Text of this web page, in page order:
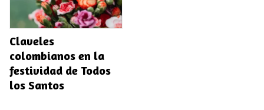
Claveles
colombianos en la
festividad de Todos
los Santos